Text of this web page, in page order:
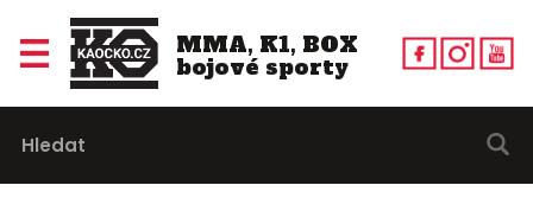
MMA, K1, BOX
bojové sporty